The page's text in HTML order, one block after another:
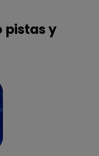
pistas y